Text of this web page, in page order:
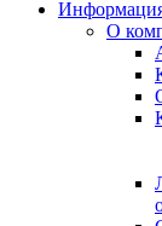
О